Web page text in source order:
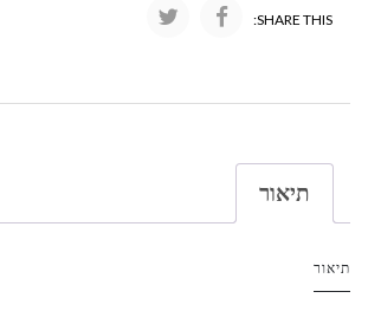
SHARE THIS:
תיאור
תיאור